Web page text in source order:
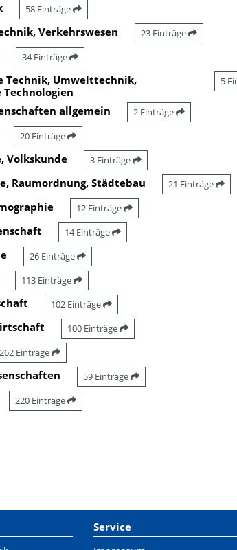
58 Einträge
Verkehrswesen 23 Einträge
34 Einträge
Technik, Umwelttechnik,
5
allgemein 2 Einträge
20 Einträge
Volkskunde 3 Einträge
Raumordnung, Städtebau 21 Einträge
12 Einträge
14 Einträge
26 Einträge
113 Einträge
102 Einträge
100 Einträge
262 Einträge
59 Einträge
220 Einträge
Service